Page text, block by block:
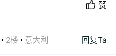
赞
2楼 意大利 回复Ta